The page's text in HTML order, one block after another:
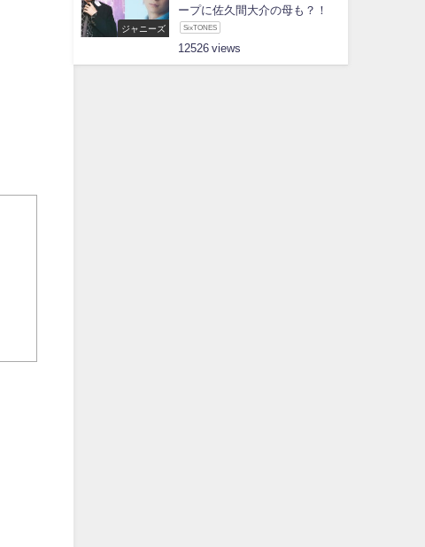
ジャニーズ
ープに佐久間大介の母も？！
SixTONES
12526